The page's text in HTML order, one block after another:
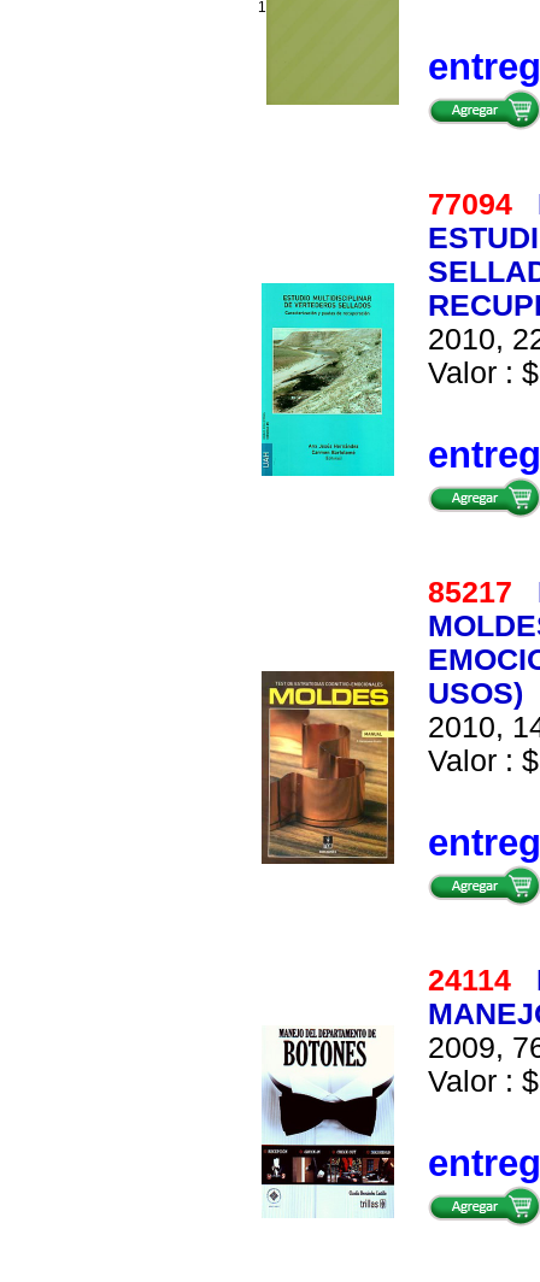
1
77094
2010,
Valor :
85217
USOS)
2010,
Valor :
24114
2009,
Valor :